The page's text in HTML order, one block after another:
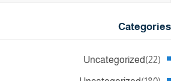
Categories
Uncategorized (22)